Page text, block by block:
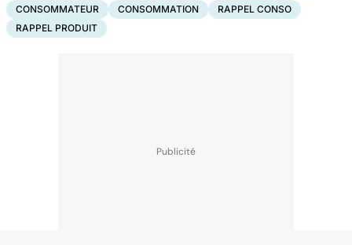
CONSOMMATEUR CONSOMMATION
RAPPEL CONSO
RAPPEL PRODUIT